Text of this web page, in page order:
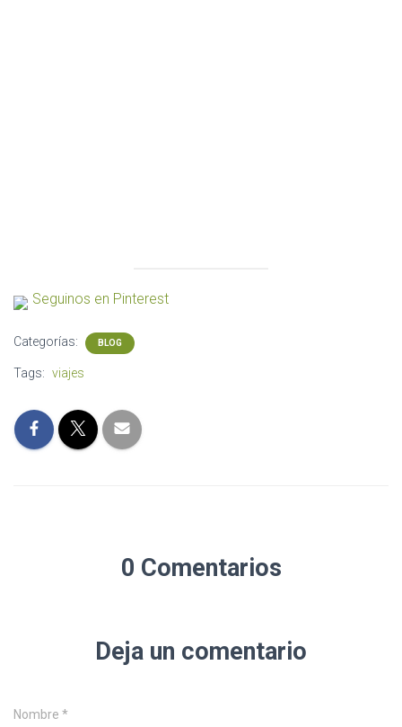
Seguinos en Pinterest
Categorías: BLOG
Tags: viajes
0 Comentarios
Deja un comentario
Nombre *